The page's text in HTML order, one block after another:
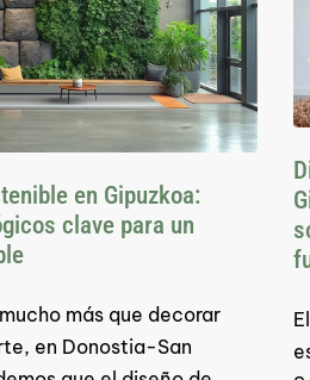
en Gipuzkoa:
clave para un
más que decorar
en Donostia-San